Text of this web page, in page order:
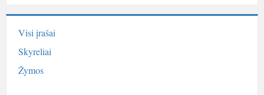
Visi įrašai
Skyreliai
Žymos